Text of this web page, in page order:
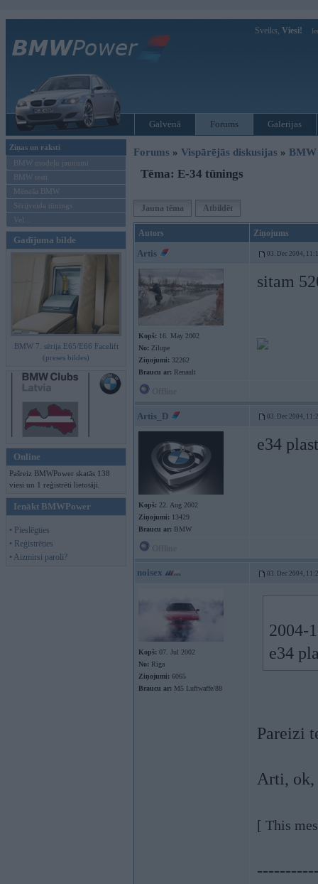
Sveiks, Viesi!
Galvenā Forums Galerijas
Ziņas un raksti
BMW modeļu jaunumi
BMW testi
Mēneša BMW
Sērijveida tūnings
Vel...
Gadījuma bilde
BMW 7. sērija E65/E66 Facelift
(preses bildes)
Online
Pašreiz BMWPower skatās 138
viesi un 1 reģistrēti lietotāji.
Ienākt BMWPower
• Pieslēgties
• Reģistrēties
• Aizmirsi paroli?
Forums » Vispārējās diskusijas » BMW
Tēma: E-34 tūnings
Jauna tēma Atbildēt
Autors Ziņojums
Artis 03. Dec 2004,
Kopš: 16. May 2002
No: Zilupe
Ziņojumi: 32262
Braucu ar: Renault
sitam
Artis_D 03. Dec 2004,
Kopš: 22. Aug 2002
Ziņojumi: 13429
Braucu ar: BMW
e34
noisex 03. Dec 2004,
Kopš: 07. Jul 2002
No: Rīga
Ziņojumi: 6065
Braucu ar: M5 Luftwaffe/88
2004-
e34
Pareizi
Arti, ok,
[ This